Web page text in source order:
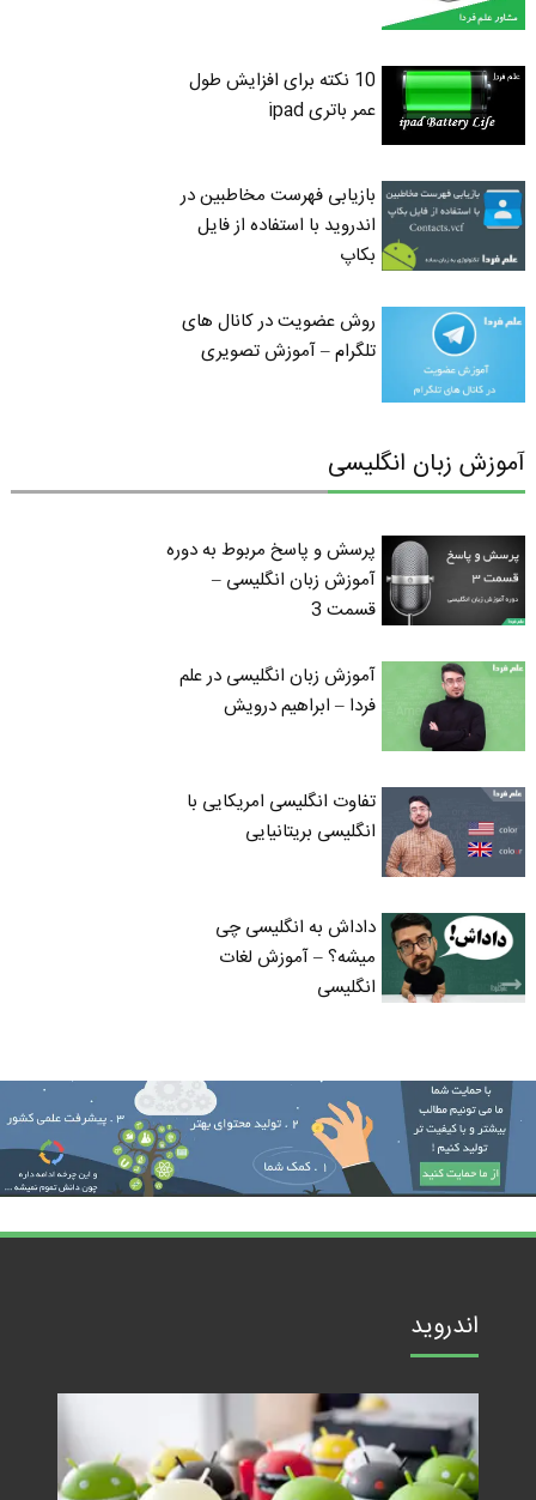
10 نکته برای افزایش طول
عمر باتری ipad
بازیابی فهرست مخاطبین در
اندروید با استفاده از فایل
بکاپ
روش عضویت در کانال های
تلگرام – آموزش تصویری
آموزش زبان انگلیسی
پرسش و پاسخ مربوط به دوره
آموزش زبان انگلیسی –
قسمت 3
آموزش زبان انگلیسی در علم
فردا – ابراهیم درویش
تفاوت انگلیسی امریکایی با
انگلیسی بریتانیایی
داداش به انگلیسی چی
میشه؟ – آموزش لغات
انگلیسی
اندروید